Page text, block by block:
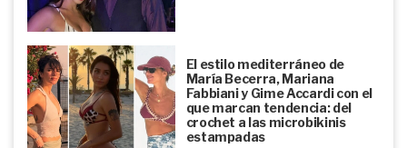
El estilo mediterráneo de
María Becerra, Mariana
Fabbiani y Gime Accardi con el
que marcan tendencia: del
crochet a las microbikinis
estampadas